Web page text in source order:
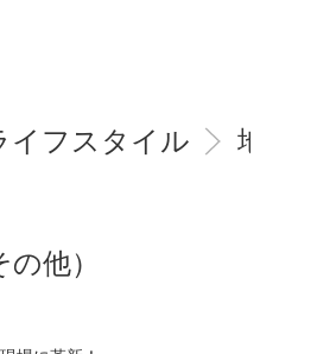
イフスタイル 地域情
他）